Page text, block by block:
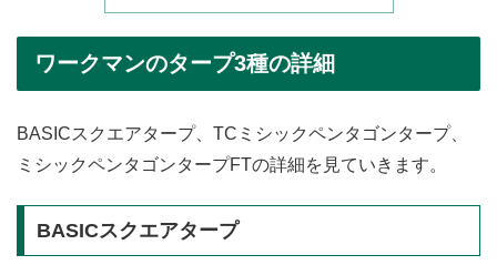
ワークマンのタープ3種の詳細
BASICスクエアタープ、TCミシックペンタゴンタープ、
ミシックペンタゴンタープFTの詳細を見ていきます。
BASICスクエアタープ